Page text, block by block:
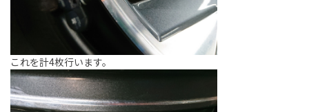
これを計4枚行います。